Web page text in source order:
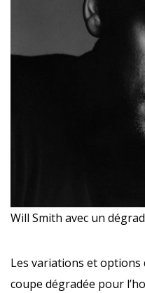
Will Smith avec un
Les variations et
coupe dégradée pour